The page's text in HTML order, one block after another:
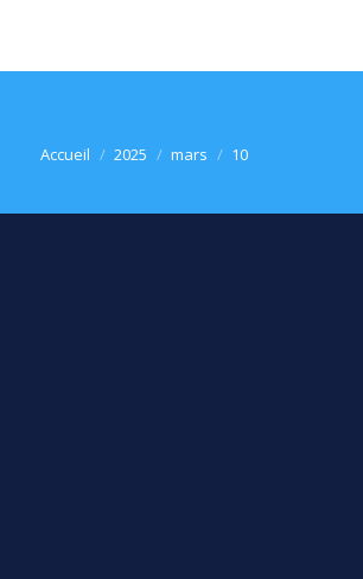
Vous êtes ici :
Accueil 2025 mars 10